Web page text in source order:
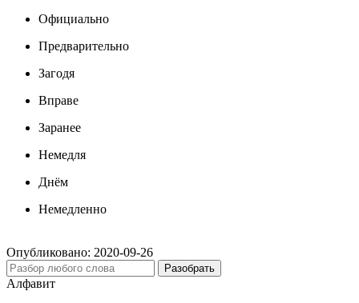
Официально
Предварительно
Загодя
Вправе
Заранее
Немедля
Днём
Немедленно
Опубликовано: 2020-09-26
Разобрать
Алфавит